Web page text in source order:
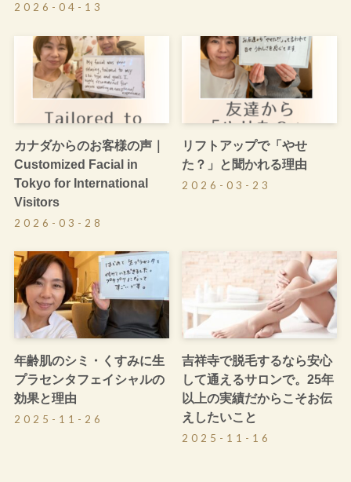
2026-04-13
カナダからのお客様の声｜
Customized Facial in
Tokyo for International
Visitors
2026-03-28
リフトアップで「やせ
た？」と聞かれる理由
2026-03-23
年齢肌のシミ・くすみに生
プラセンタフェイシャルの
効果と理由
2025-11-26
吉祥寺で脱毛するなら安心
して通えるサロンで。25年
以上の実績だからこそお伝
えしたいこと
2025-11-16